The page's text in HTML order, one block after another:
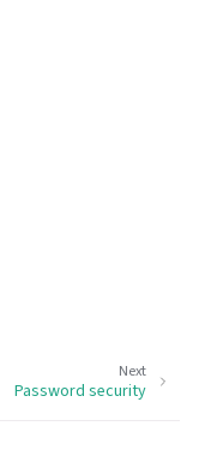
Next
Password security